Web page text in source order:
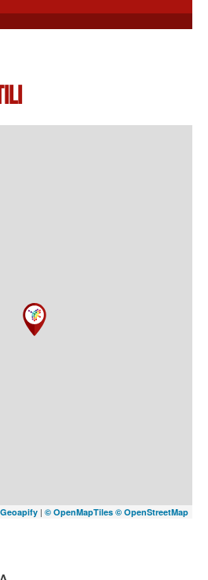
Geoapify | © OpenMapTiles © OpenStreetMap